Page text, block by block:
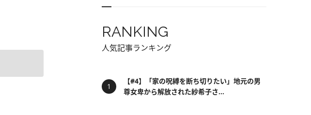
RANKING
人気記事ランキング
【#4】「家の呪縛を断ち切りたい」地元の男
尊女卑から解放された紗希子さ...